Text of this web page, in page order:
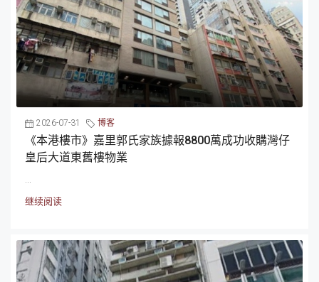
2026-07-31 博客
《本港樓市》嘉里郭氏家族據報8800萬成功收購灣仔
皇后大道東舊樓物業
...
继续阅读